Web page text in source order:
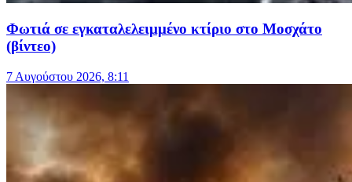
Φωτιά σε εγκαταλελειμμένο κτίριο στο Μοσχάτο
(βίντεο)
7 Αυγούστου 2026, 8:11